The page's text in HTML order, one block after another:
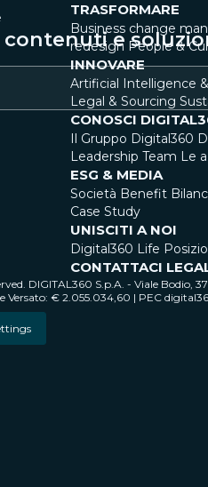
e
TRASFORMARE
Business change
redesign People &
INNOVARE
Artificial Intelligence
Legal & Sourcing
CONOSCI
Il Gruppo Digital360
Leadership Team Le
ESG & MEDIA
Società Benefit
Case Study
UNISCITI A NOI
Digital360 Life
CONTATTACI
DIGITAL360 S.p.A. - Viale Bodio,
Versato: € 2.055.034,60 | PEC